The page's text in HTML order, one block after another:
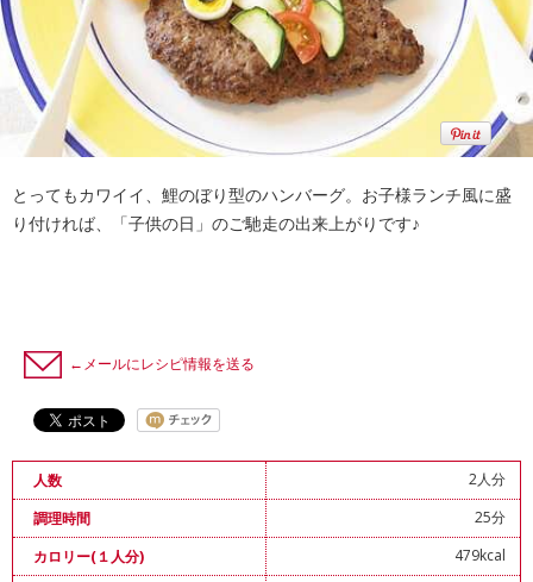
とってもカワイイ、鯉のぼり型のハンバーグ。お子様ランチ風に盛
り付ければ、「子供の日」のご馳走の出来上がりです♪
←メールにレシピ情報を送る
人数
2人分
調理時間
25分
カロリー(１人分)
479kcal